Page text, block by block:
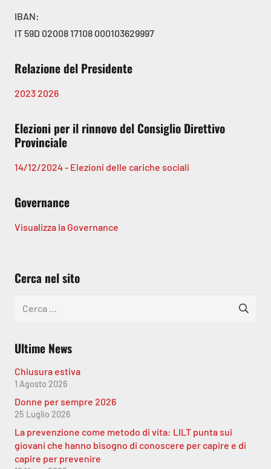
IBAN:
IT 59D 02008 17108 000103629997
Relazione del Presidente
20232026
Elezioni per il rinnovo del Consiglio Direttivo
Provinciale
14/12/2024 - Elezioni delle cariche sociali
Governance
Visualizza la Governance
Cerca nel sito
Ultime News
Chiusura estiva
1 Agosto 2026
Donne per sempre 2026
25 Luglio 2026
La prevenzione come metodo di vita: LILT punta sui
giovani che hanno bisogno di conoscere per capire e di
capire per prevenire